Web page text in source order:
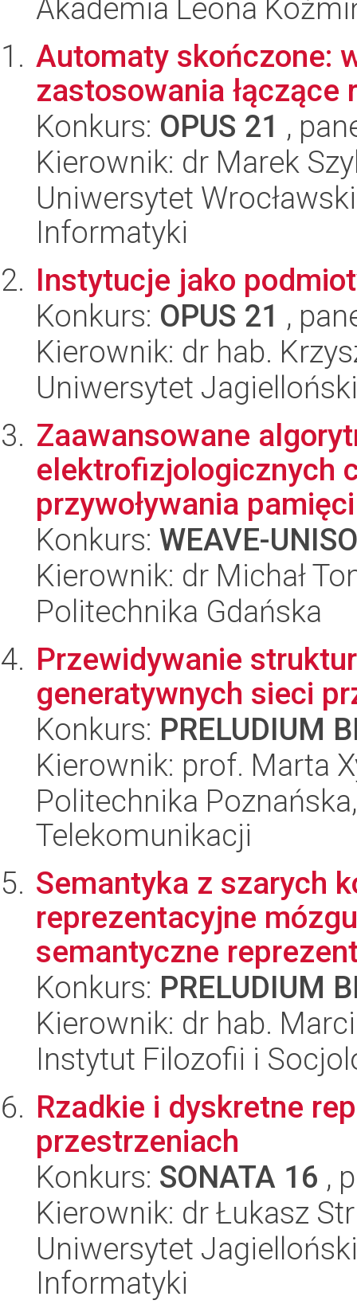
Akademia Leona
Automaty skończone:
zastosowania łączące
Konkurs: OPUS 21 ,
Kierownik: dr Marek
Uniwersytet
Informatyki
Instytucje jako
Konkurs: OPUS 21 ,
Kierownik: dr hab.
Uniwersytet
Zaawansowane
elektrofizjologicznych
przywoływania
Konkurs: WEAVE-
Kierownik: dr Michał
Politechnika Gdańska
Przewidywanie
generatywnych sieci
Konkurs: PRELUDIUM
Kierownik: prof. Marta
Politechnika
Telekomunikacji
Semantyka z szarych
reprezentacyjne
semantyczne
Konkurs: PRELUDIUM
Kierownik: dr hab.
Instytut Filozofii i
Rzadkie i dyskretne
przestrzeniach
Konkurs: SONATA 16 ,
Kierownik: dr Łukasz
Uniwersytet
Informatyki